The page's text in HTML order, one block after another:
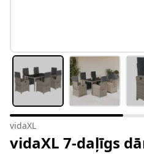
vidaXL
vidaXL 7-daļīgs